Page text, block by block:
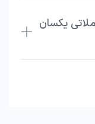
یکسان